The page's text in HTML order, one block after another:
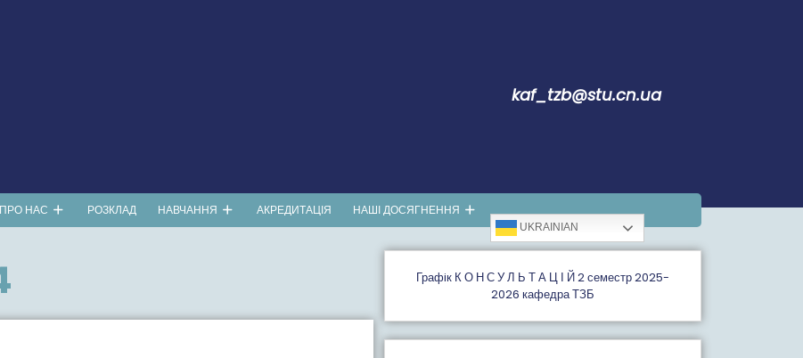
kaf_tzb@stu.cn.ua
ПРО НАС РОЗКЛАД НАВЧАННЯ АКРЕДИТАЦІЯ НАШІ ДОСЯГНЕННЯ
UKRAINIAN
Графiк К О Н С У Л Ь Т А Ц І Й 2 семестр 2025-
2026 кафедра ТЗБ